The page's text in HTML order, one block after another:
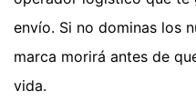
envío. Si no dominas los
marca morirá antes de
vida.